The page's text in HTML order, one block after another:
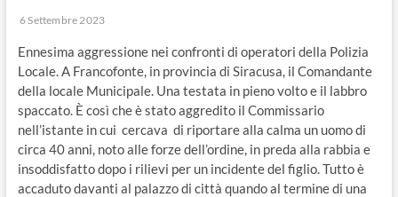
6 Settembre 2023
Ennesima aggressione nei confronti di operatori della Polizia
Locale. A Francofonte, in provincia di Siracusa, il Comandante
della locale Municipale. Una testata in pieno volto e il labbro
spaccato. È così che è stato aggredito il Commissario
nell’istante in cui cercava di riportare alla calma un uomo di
circa 40 anni, noto alle forze dell’ordine, in preda alla rabbia e
insoddisfatto dopo i rilievi per un incidente del figlio. Tutto è
accaduto davanti al palazzo di città quando al termine di una